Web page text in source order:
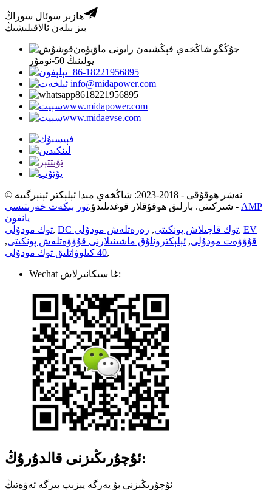
ھازىر سوئال سوراڭ
بىز بىلەن ئالاقىلىشىڭ
جۇڭگو شاڭخەي فېڭشيەن رايونى ماۋيۈەن
يولىنىڭ 50-نومۇر
+86-18221956895
info@midapower.com
8618221956895
www.midapower.com
www.midaevse.com
© نەشر ھوقۇقى - 2018-2023: شاڭخەي مىدا ئېلېكتر ئېنېرگىيە
شىركىتى. بارلىق ھوقۇقلار قوغدىلىدۇ.تور بېكەت خەرىتىسى - AMP
يانفون
توك مودۇلى, DC توك قاچىلاش پونكىتى, زەرەتلەش مودۇلى , EV
قۇۋۋەت مودۇلى, ئېلېكترونلۇق ماشىنىلارنى قۇۋۋەتلەش پونكىتى,
40 كىلوۋاتلىق توك مودۇلى,
Wechat غا سىكانىرلاش:
ئۇچۇرىڭىزنى قالدۇرۇڭ:
ئۇچۇرىڭىزنى بۇ يەرگە يېزىپ بىزگە ئەۋەتىڭ